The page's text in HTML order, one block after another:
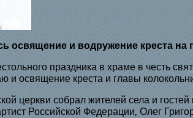
освящение и водружение креста
праздника в храме в честь
и освящение креста и главы
церкви собрал жителей села и
Российской Федерации, Олег